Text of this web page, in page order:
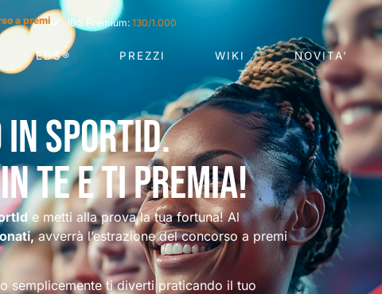
a premi IDS Premium:130/1.000
EDS® PREZZI WIKI NOVITA'
SportId.
te e ti premia!
e metti alla prova la tua fortuna! Al
avverrà l’estrazione del concorso a premi
semplicemente ti diverti praticando il tuo